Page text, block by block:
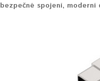
bezpečné spojení, moderní